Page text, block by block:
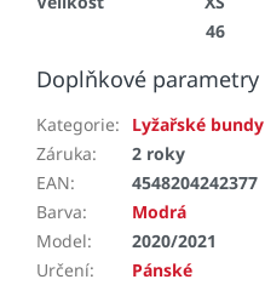
46
Doplňkové parametry
Kategorie:
Lyžařské bundy
Záruka:
2 roky
EAN:
4548204242377
Barva:
Modrá
Model:
2020/2021
Určení: Pánské